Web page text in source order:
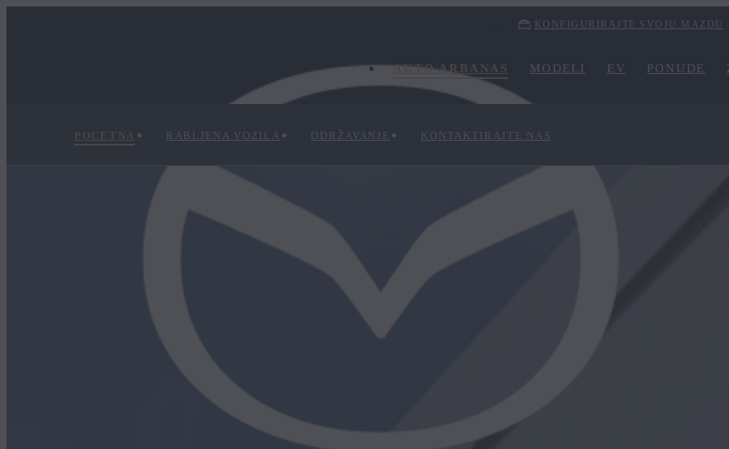
KONFIGURIRAJTE SVOJU MAZDU
AUTO ARBANAS MODELI EV PONUDE
POCETNA RABLJENA VOZILA ODRŽAVANJE KONTAKTIRAJTE NAS